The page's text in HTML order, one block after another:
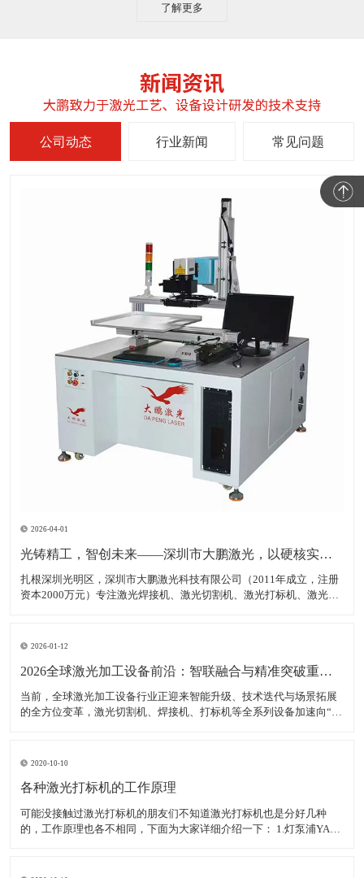
了解更多
公司动态 行业新闻 常见问题
2026-04-01
光铸精工，智创未来——深圳市大鹏激光，以硬核实力领跑激光装备赛道
扎根深圳光明区，深圳市大鹏激光科技有限公司（2011年成立，注册
资本2000万元）专注激光焊接机、激光切割机、激光打标机、激光雕
钣金加工等多领域，精准服务各类制造企业、跨境卖家
2026-01-12
2026全球激光加工设备前沿：智联融合与精准突破重塑智造生态
当前，全球激光加工设备行业正迎来智能升级、技术迭代与场景拓展
的全方位变革，激光切割机、焊接机、打标机等全系列设备加速向“高
达380亿美元，年均增长率稳定在7.5%以上，中
2020-10-10
各种激光打标机的工作原理
可能没接触过激光打标机的朋友们不知道激光打标机也是分好几种
的，工作原理也各不相同，下面为大家详细介绍一下： 1.灯泵浦YAG
光，将激光能量放大后就形成对材料加工的激光束。 2.